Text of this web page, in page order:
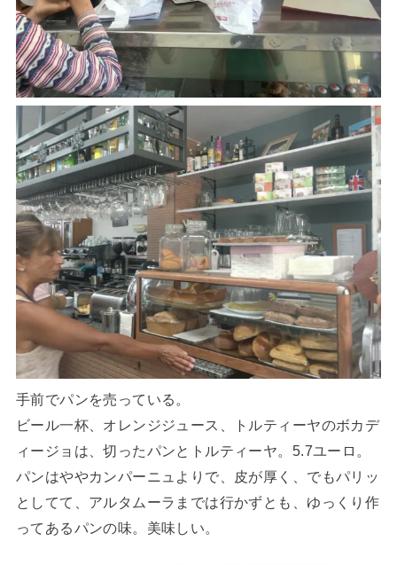
手前でパンを売っている。
ビール一杯、オレンジジュース、トルティーヤのボカデ
ィージョは、切ったパンとトルティーヤ。5.7ユーロ。
パンはややカンパーニュよりで、皮が厚く、でもパリッ
としてて、アルタムーラまでは行かずとも、ゆっくり作
ってあるパンの味。美味しい。